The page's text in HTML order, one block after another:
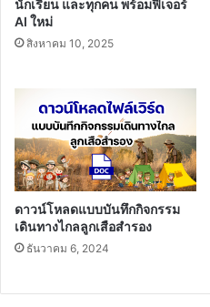
นักเรียน และทุกคน พร้อมฟีเจอร์
AI ใหม่
สิงหาคม 10, 2025
ดาวน์โหลดแบบบันทึกกิจกรรม
เดินทางไกลลูกเสือสำรอง
ธันวาคม 6, 2024